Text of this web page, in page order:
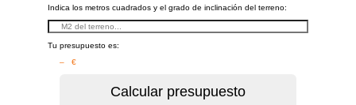
Indica los metros cuadrados y el grado de inclinación del terreno:
Tu presupuesto es:
– €